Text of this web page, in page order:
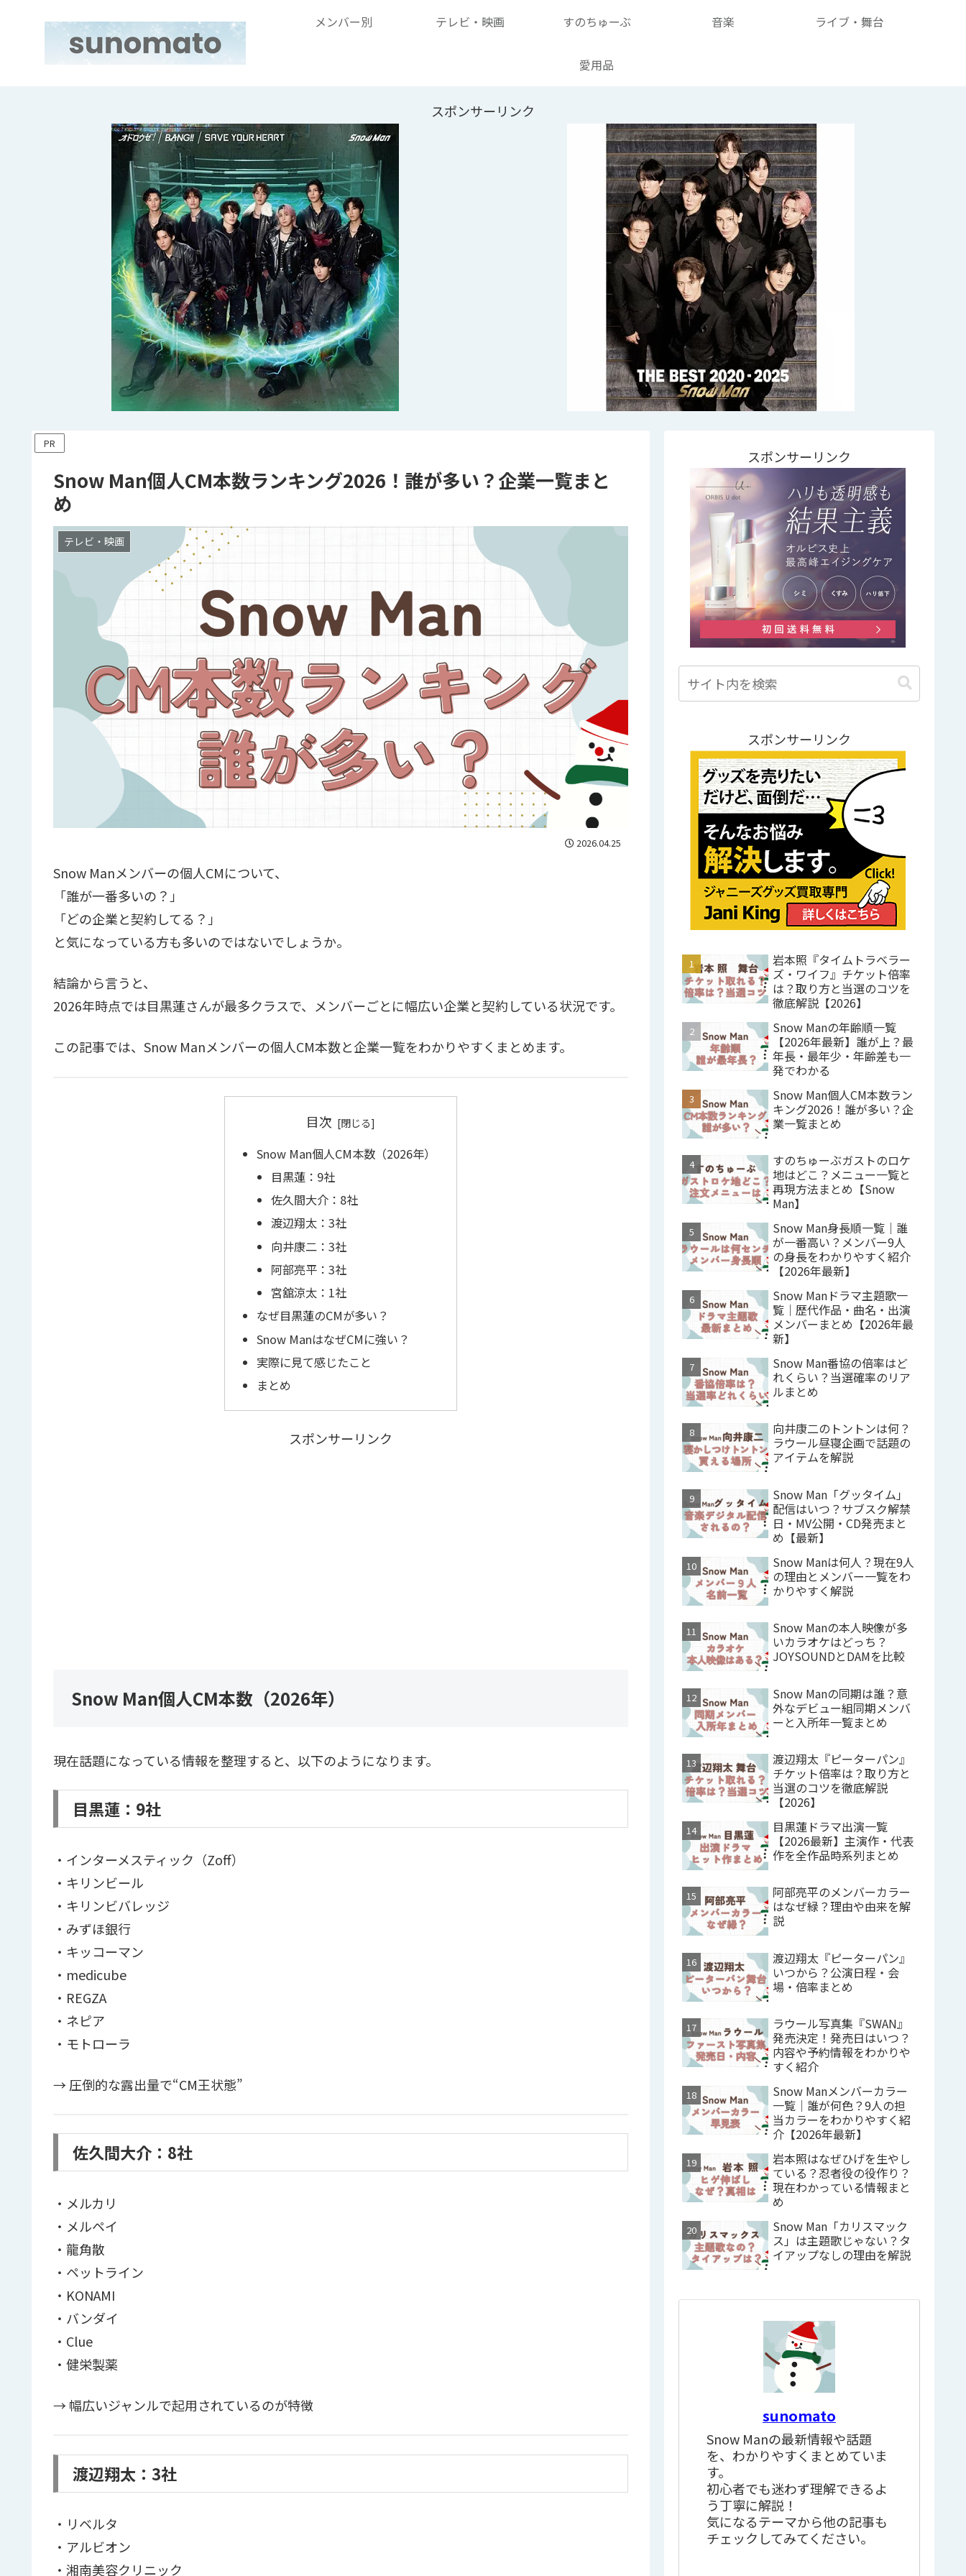
メンバー別 テレビ・映画 すのちゅーぶ 音楽 ライブ・舞台
愛用品
スポンサーリンク
PR
Snow Man個人CM本数ランキング2026！誰が多い？企業一覧まと
め
テレビ・映画
2026.04.25
Snow Manメンバーの個人CMについて、
「誰が一番多いの？」
「どの企業と契約してる？」
と気になっている方も多いのではないでしょうか。
結論から言うと、
2026年時点では目黒蓮さんが最多クラスで、メンバーごとに幅広い企業と契約している状況です。
この記事では、Snow Manメンバーの個人CM本数と企業一覧をわかりやすくまとめます。
目次
Snow Man個人CM本数（2026年）
目黒蓮：9社
佐久間大介：8社
渡辺翔太：3社
向井康二：3社
阿部亮平：3社
宮舘涼太：1社
なぜ目黒蓮のCMが多い？
Snow ManはなぜCMに強い？
実際に見て感じたこと
まとめ
スポンサーリンク
Snow Man個人CM本数（2026年）
現在話題になっている情報を整理すると、以下のようになります。
目黒蓮：9社
・インターメスティック（Zoff）
・キリンビール
・キリンビバレッジ
・みずほ銀行
・キッコーマン
・medicube
・REGZA
・ネピア
・モトローラ
→ 圧倒的な露出量で“CM王状態”
佐久間大介：8社
・メルカリ
・メルペイ
・龍角散
・ペットライン
・KONAMI
・バンダイ
・Clue
・健栄製薬
→ 幅広いジャンルで起用されているのが特徴
渡辺翔太：3社
・リベルタ
・アルビオン
・湘南美容クリニック
スポンサーリンク
スポンサーリンク
岩本照『タイムトラベラー
ズ・ワイフ』チケット倍率
は？取り方と当選のコツを
徹底解説【2026】
Snow Manの年齢順一覧
【2026年最新】誰が上？最
年長・最年少・年齢差も一
発でわかる
Snow Man個人CM本数ラン
キング2026！誰が多い？企
業一覧まとめ
すのちゅーぶガストのロケ
地はどこ？メニュー一覧と
再現方法まとめ【Snow
Man】
Snow Man身長順一覧｜誰
が一番高い？メンバー9人
の身長をわかりやすく紹介
【2026年最新】
Snow Manドラマ主題歌一
覧｜歴代作品・曲名・出演
メンバーまとめ【2026年最
新】
Snow Man番協の倍率はど
れくらい？当選確率のリア
ルまとめ
向井康二のトントンは何？
ラウール昼寝企画で話題の
アイテムを解説
Snow Man「グッタイム」
配信はいつ？サブスク解禁
日・MV公開・CD発売まと
め【最新】
Snow Manは何人？現在9人
の理由とメンバー一覧をわ
かりやすく解説
Snow Manの本人映像が多
いカラオケはどっち？
JOYSOUNDとDAMを比較
Snow Manの同期は誰？意
外なデビュー組同期メンバ
ーと入所年一覧まとめ
渡辺翔太『ピーターパン』
チケット倍率は？取り方と
当選のコツを徹底解説
【2026】
目黒蓮ドラマ出演一覧
【2026最新】主演作・代表
作を全作品時系列まとめ
阿部亮平のメンバーカラー
はなぜ緑？理由や由来を解
説
渡辺翔太『ピーターパン』
いつから？公演日程・会
場・倍率まとめ
ラウール写真集『SWAN』
発売決定！発売日はいつ？
内容や予約情報をわかりや
すく紹介
Snow Manメンバーカラー
一覧｜誰が何色？9人の担
当カラーをわかりやすく紹
介【2026年最新】
岩本照はなぜひげを生やし
ている？忍者役の役作り？
現在わかっている情報まと
め
Snow Man「カリスマック
ス」は主題歌じゃない？タ
イアップなしの理由を解説
sunomato
Snow Manの最新情報や話題
を、わかりやすくまとめていま
す。
初心者でも迷わず理解できるよ
う丁寧に解説！
気になるテーマから他の記事も
チェックしてみてください。